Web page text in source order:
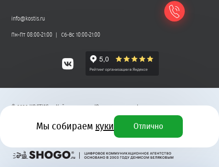
info@kostis.ru
Пн-Пт 08:00-21:00 Сб-Вс 10:00-21:00
©2026 КОСТИС — Кейтеринг. Юридическая информация
Мы собираем куки Отлично